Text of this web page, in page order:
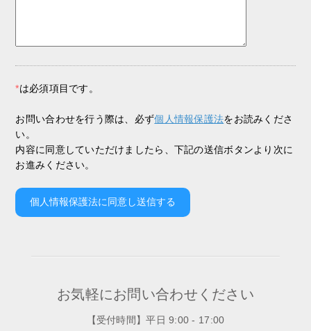
*は必須項目です。
お問い合わせを行う際は、必ず個人情報保護法をお読みくださ
い。
内容に同意していただけましたら、下記の送信ボタンより次に
お進みください。
お気軽にお問い合わせください
【受付時間】平日 9:00 - 17:00